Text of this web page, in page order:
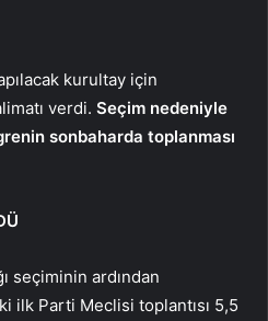
kurultay için
verdi. Seçim nedeniyle
sonbaharda toplanması
seçiminin ardından
ilk Parti Meclisi toplantısı 5,5